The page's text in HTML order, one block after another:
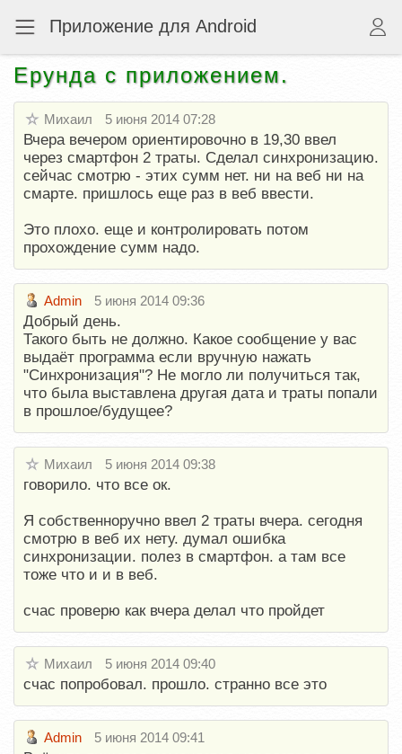
Приложение для Android
Ерунда с приложением.
Михаил 5 июня 2014 07:28
Вчера вечером ориентировочно в 19,30 ввел
через смартфон 2 траты. Сделал синхронизацию.
сейчас смотрю - этих сумм нет. ни на веб ни на
смарте. пришлось еще раз в веб ввести.
Это плохо. еще и контролировать потом
прохождение сумм надо.
Admin 5 июня 2014 09:36
Добрый день.
Такого быть не должно. Какое сообщение у вас
выдаёт программа если вручную нажать
"Синхронизация"? Не могло ли получиться так,
что была выставлена другая дата и траты попали
в прошлое/будущее?
Михаил 5 июня 2014 09:38
говорило. что все ок.
Я собственноручно ввел 2 траты вчера. сегодня
смотрю в веб их нету. думал ошибка
синхронизации. полез в смартфон. а там все
тоже что и и в веб.
счас проверю как вчера делал что пройдет
Михаил 5 июня 2014 09:40
счас попробовал. прошло. странно все это
Admin 5 июня 2014 09:41